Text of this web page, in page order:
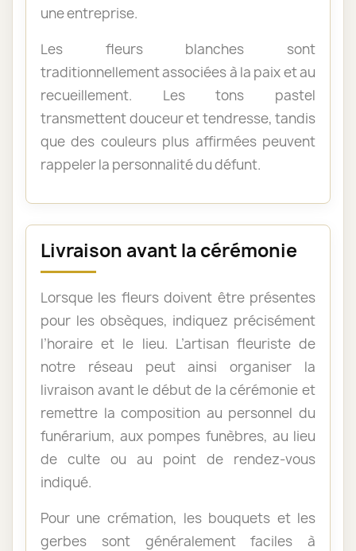
une entreprise.
Les fleurs blanches sont
traditionnellement associées à la paix et au
recueillement. Les tons pastel
transmettent douceur et tendresse, tandis
que des couleurs plus affirmées peuvent
rappeler la personnalité du défunt.
Livraison avant la cérémonie
Lorsque les fleurs doivent être présentes
pour les obsèques, indiquez précisément
l’horaire et le lieu. L’artisan fleuriste de
notre réseau peut ainsi organiser la
livraison avant le début de la cérémonie et
remettre la composition au personnel du
funérarium, aux pompes funèbres, au lieu
de culte ou au point de rendez-vous
indiqué.
Pour une crémation, les bouquets et les
gerbes sont généralement faciles à